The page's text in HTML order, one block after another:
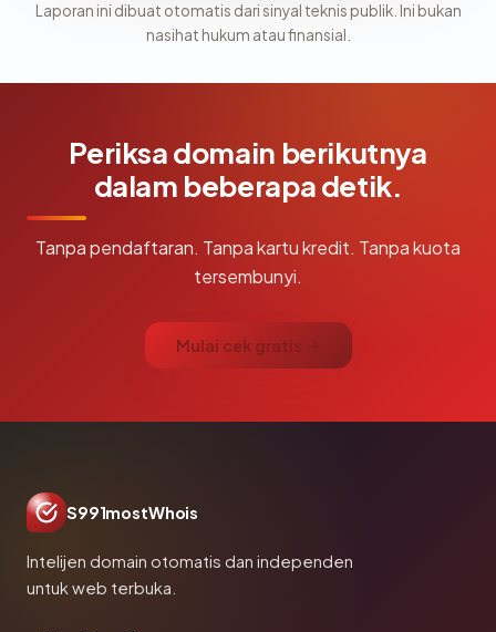
Laporan ini dibuat otomatis dari sinyal teknis publik. Ini bukan
nasihat hukum atau finansial.
Periksa domain berikutnya
dalam beberapa detik.
Tanpa pendaftaran. Tanpa kartu kredit. Tanpa kuota
tersembunyi.
Mulai cek gratis →
S991mostWhois
Intelijen domain otomatis dan independen
untuk web terbuka.